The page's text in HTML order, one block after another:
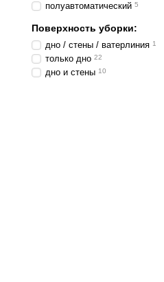
полуавтоматический 5
Поверхность уборки:
дно / стены / ватерлиния 1
только дно 22
дно и стены 10